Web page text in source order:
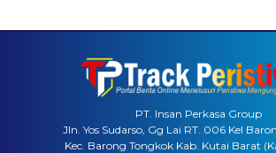
PT. Insan Perkasa Group
Jln. Yos Sudarso, Gg Lai RT. 006 Kel
Kec. Barong Tongkok Kab. Kutai Barat